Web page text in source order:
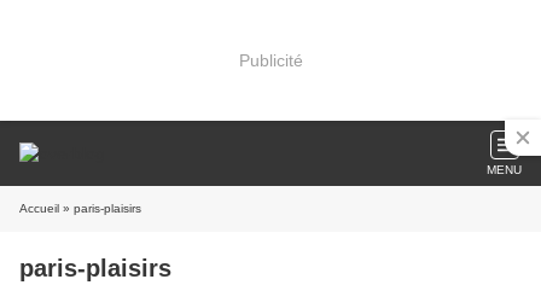
Publicité
MENU
Accueil » paris-plaisirs
paris-plaisirs